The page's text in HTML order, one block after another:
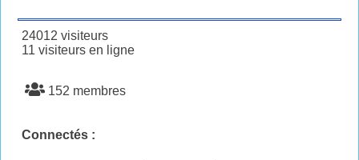
24012 visiteurs
11 visiteurs en ligne
152 membres
Connectés :